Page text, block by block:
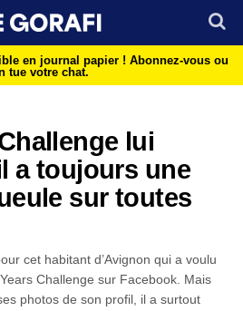
en journal papier ! Abonnez-vous ou
tue votre chat.
lui
a toujours une
sur toutes
cet habitant d’Avignon qui a voulu
Challenge sur Facebook. Mais
photos de son profil, il a surtout